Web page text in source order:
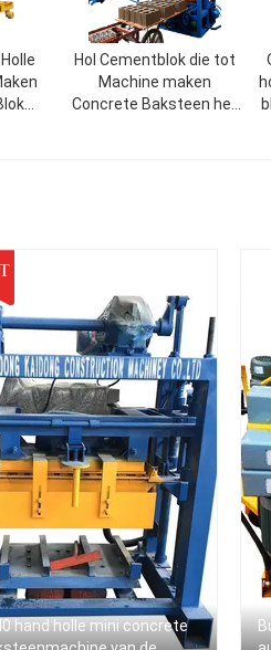
Hol Cementblok die tot
Machine maken
Concrete Baksteen het
hand holle mini concrete